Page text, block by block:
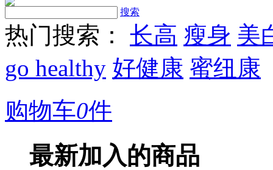
搜索
热门搜索： 长高 瘦身 美
go healthy 好健康 蜜纽康
购物车0件
最新加入的商品